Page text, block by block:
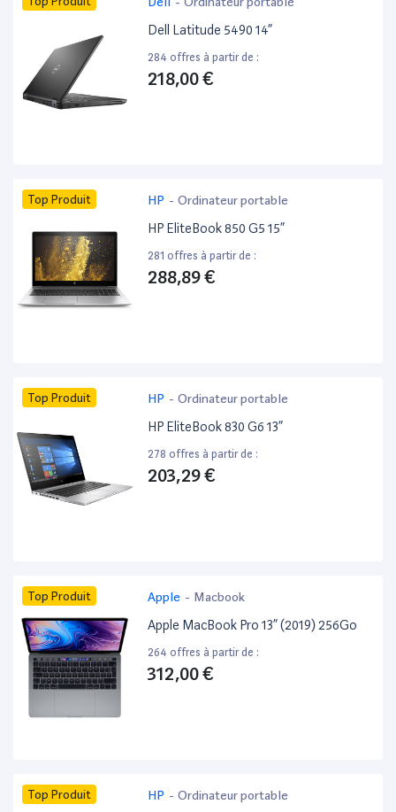
Dell Latitude 5490 14”
284 offres à partir de :
218,00 €
Top Produit HP - Ordinateur portable
HP EliteBook 850 G5 15”
281 offres à partir de :
288,89 €
Top Produit HP - Ordinateur portable
HP EliteBook 830 G6 13”
278 offres à partir de :
203,29 €
Top Produit Apple - Macbook
Apple MacBook Pro 13” (2019) 256Go
264 offres à partir de :
312,00 €
Top Produit HP - Ordinateur portable